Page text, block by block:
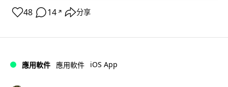
48 14 ↗ 分享
應用軟件 應用軟件 iOS App